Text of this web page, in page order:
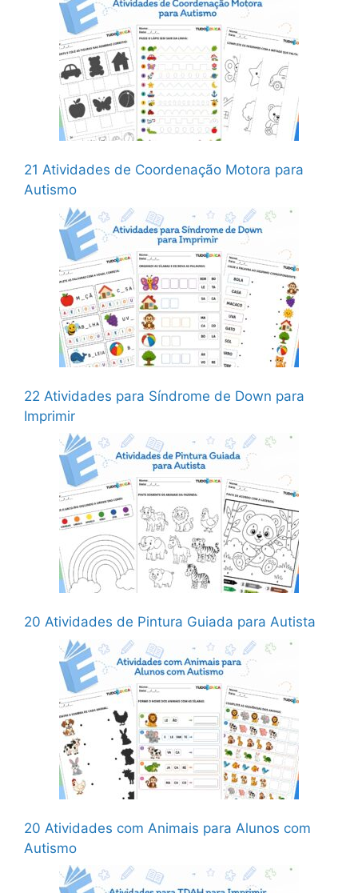
21 Atividades de Coordenação Motora para
Autismo
22 Atividades para Síndrome de Down para
Imprimir
20 Atividades de Pintura Guiada para Autista
20 Atividades com Animais para Alunos com
Autismo